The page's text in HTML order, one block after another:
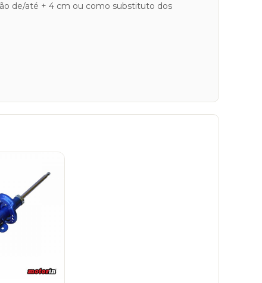
de/até + 4 cm ou como substituto dos